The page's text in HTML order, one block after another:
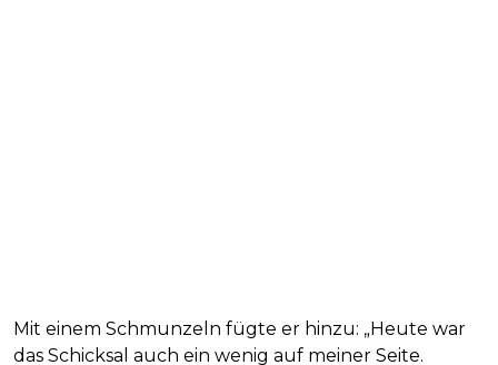
Mit einem Schmunzeln fügte er hinzu: „Heute war
das Schicksal auch ein wenig auf meiner Seite.